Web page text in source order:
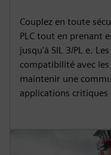
Couplez en toute
PLC tout en prenant
jusqu'à SIL 3/PL e.
compatibilité avec
maintenir une
applications critiques